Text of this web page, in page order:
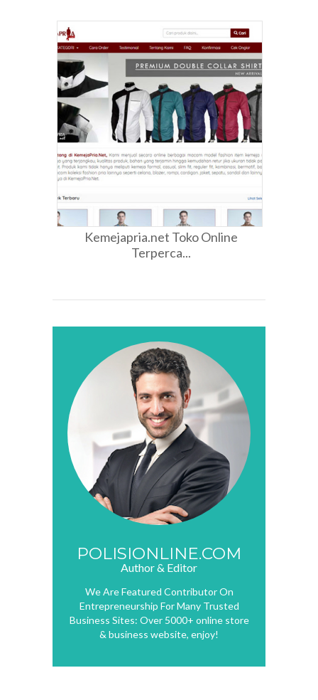
Kemejapria.net Toko Online
Terperca...
POLISIONLINE.COM
Author & Editor
We Are Featured Contributor On
Entrepreneurship For Many Trusted
Business Sites: Over 5000+ online store
& business website, enjoy!